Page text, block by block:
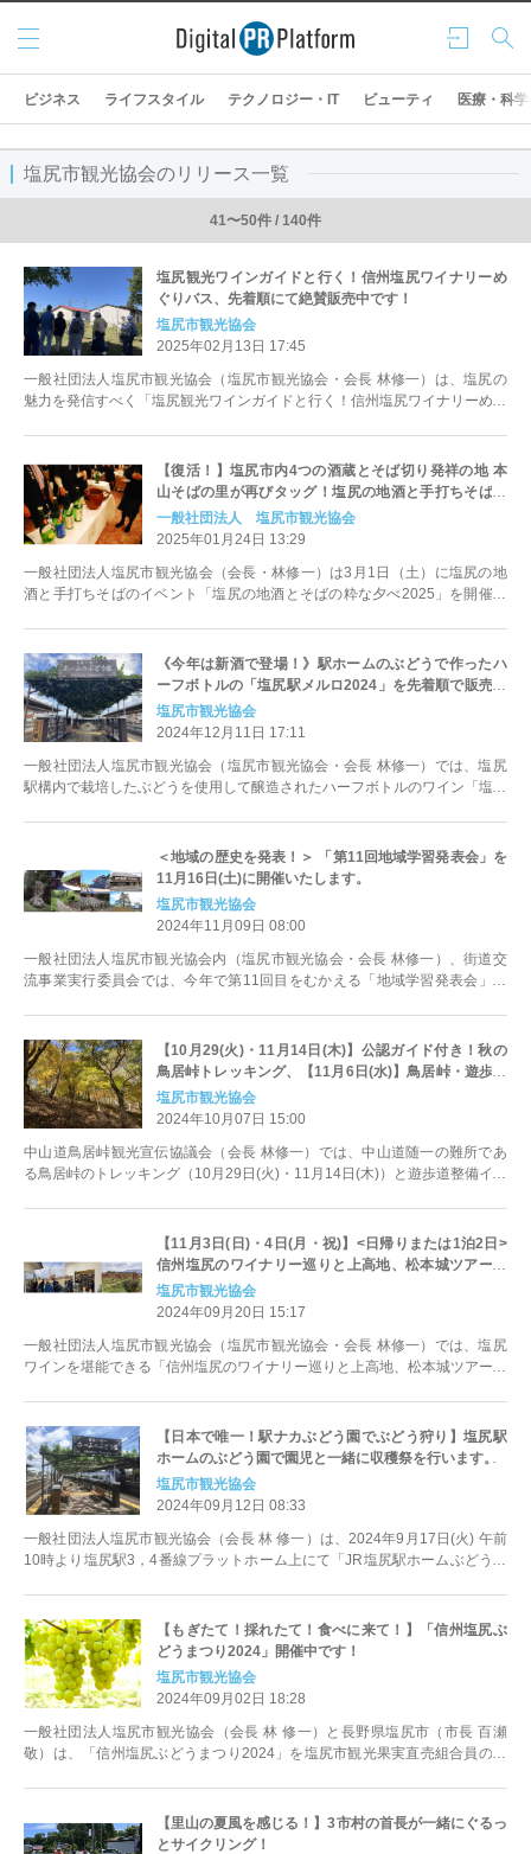
ログ
イン
検索
メニ
ュー
ビジネス ライフスタイル テクノロジー・IT ビューティ 医療・科学
塩尻市観光協会のリリース一覧
41〜50件 / 140件
塩尻観光ワインガイドと行く！信州塩尻ワイナリーめ
ぐりバス、先着順にて絶賛販売中です！
塩尻市観光協会
2025年02月13日 17:45
一般社団法人塩尻市観光協会（塩尻市観光協会・会長 林修一）は、塩尻の
魅力を発信すべく「塩尻観光ワインガイドと行く！信州塩尻ワイナリーめぐ
【復活！】塩尻市内4つの酒蔵とそば切り発祥の地 本
山そばの里が再びタッグ！塩尻の地酒と手打ちそばを
堪能できるイベントが開催されます。
一般社団法人 塩尻市観光協会
2025年01月24日 13:29
一般社団法人塩尻市観光協会（会長・林修一）は3月1日（土）に塩尻の地
酒と手打ちそばのイベント「塩尻の地酒とそばの粋な夕べ2025」を開催し
《今年は新酒で登場！》駅ホームのぶどうで作ったハ
ーフボトルの「塩尻駅メルロ2024」を先着順で販売し
ます。
塩尻市観光協会
2024年12月11日 17:11
一般社団法人塩尻市観光協会（塩尻市観光協会・会長 林修一）では、塩尻
駅構内で栽培したぶどうを使用して醸造されたハーフボトルのワイン「塩尻
＜地域の歴史を発表！＞ 「第11回地域学習発表会」を
11月16日(土)に開催いたします。
塩尻市観光協会
2024年11月09日 08:00
一般社団法人塩尻市観光協会内（塩尻市観光協会・会長 林修一）、街道交
流事業実行委員会では、今年で第11回目をむかえる「地域学習発表会」を
【10月29(火)・11月14日(木)】公認ガイド付き！秋の
鳥居峠トレッキング、【11月6日(水)】鳥居峠・遊歩道
整備イベント参加者募集中！
塩尻市観光協会
2024年10月07日 15:00
中山道鳥居峠観光宣伝協議会（会長 林修一）では、中山道随一の難所であ
る鳥居峠のトレッキング（10月29日(火)・11月14日(木)）と遊歩道整備イベ
【11月3日(日)・4日(月・祝)】<日帰りまたは1泊2日>
信州塩尻のワイナリー巡りと上高地、松本城ツアー参
加者募集中！
塩尻市観光協会
2024年09月20日 15:17
一般社団法人塩尻市観光協会（塩尻市観光協会・会長 林修一）では、塩尻
ワインを堪能できる「信州塩尻のワイナリー巡りと上高地、松本城ツアー」
【日本で唯一！駅ナカぶどう園でぶどう狩り】塩尻駅
ホームのぶどう園で園児と一緒に収穫祭を行います。
塩尻市観光協会
2024年09月12日 08:33
一般社団法人塩尻市観光協会（会長 林 修一）は、2024年9月17日(火) 午前
10時より塩尻駅3，4番線プラットホーム上にて「JR塩尻駅ホームぶどう棚
【もぎたて！採れたて！食べに来て！】「信州塩尻ぶ
どうまつり2024」開催中です！
塩尻市観光協会
2024年09月02日 18:28
一般社団法人塩尻市観光協会（会長 林 修一）と長野県塩尻市（市長 百瀬
敬）は、「信州塩尻ぶどうまつり2024」を塩尻市観光果実直売組合員の店
【里山の夏風を感じる！】3市村の首長が一緒にぐるっ
とサイクリング！